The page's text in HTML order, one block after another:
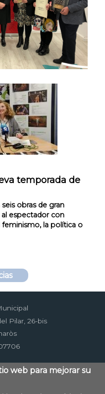
temporada de
obras de gran
al espectador con
la política o
Pilar, 26-bis
web para mejorar su